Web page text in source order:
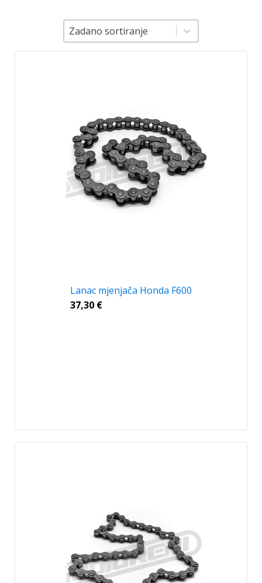
Sortiranje
Zadano sortiranje
Sortiranje
Lanac mjenjača Honda F600
37,30 €